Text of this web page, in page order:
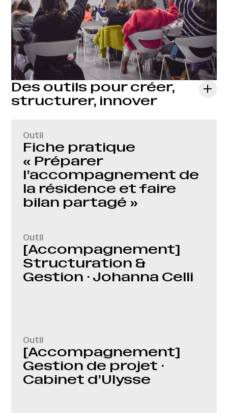
Des outils pour créer,
structurer, innover
Outil
Fiche pratique
« Préparer
l’accompagnement de
la résidence et faire
bilan partagé »
Outil
[Accompagnement]
Structuration &
Gestion · Johanna Celli
Outil
[Accompagnement]
Gestion de projet ·
Cabinet d’Ulysse